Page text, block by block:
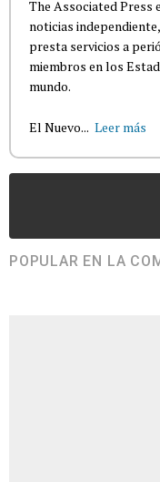
The Associated Press
noticias
presta servicios a
miembros en los
mundo.
El Nuevo... Leer más
POPULAR EN LA